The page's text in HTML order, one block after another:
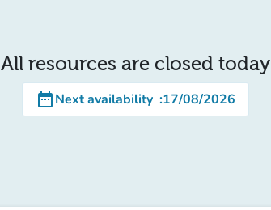
All resources are closed today
date_rangeNext availability :17/08/2026